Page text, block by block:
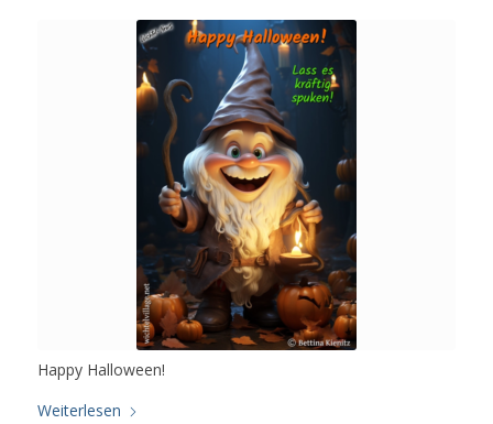
Happy Halloween!
Weiterlesen